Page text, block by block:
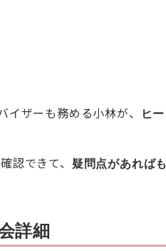
ザーも務める小林が、
ヒ
認できて、 疑問点があれば
詳細